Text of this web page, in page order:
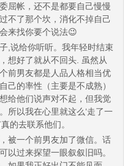
屈帐，还不是都要自己慢慢
不了那个坎，消化不掉自己
来找你要个说法😉
,说给你听听。我年轻时结束
想好了就从不回头. 虽然从
前男友都是人品人格相当优
己的率性（主要是不成熟）
给他们说声对不起，但我觉
所以我在心里就这么‘走了一
的去联系他们。
被一个前男友加了微信。话
以过来探望一眼叙叙旧吗。